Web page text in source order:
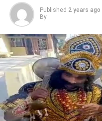
Published 2 years ago
By